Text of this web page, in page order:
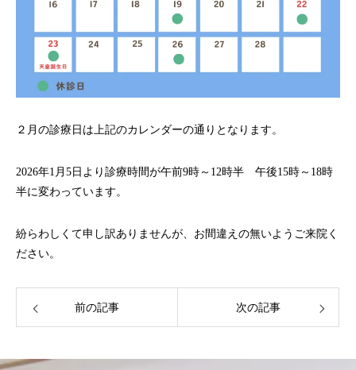
マタニティ歯科
２月の診療日は上記のカレンダーの通りとなります。
2026年1月5日より診療時間が午前9時～12時半 午後15時～18時
半に変わっています。
紛らわしくて申し訳ありませんが、お間違えの無いようご来院く
ださい。
前の記事 次の記事